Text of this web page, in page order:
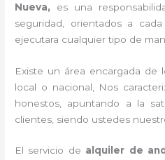
Nueva, es una
seguridad, orientados a
ejecutara cualquier tipo de
Existe un área encargada de
local o nacional, Nos
honestos, apuntando a la
clientes, siendo ustedes
El servicio de alquiler de